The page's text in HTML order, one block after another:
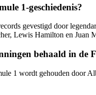
1-geschiedenis?
gevestigd door
Lewis Hamilton en Juan
behaald in de
1 wordt gehouden door